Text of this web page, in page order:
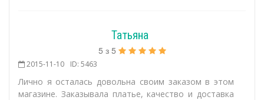
Татьяна
5 з 5
2015-11-10 ID: 5463
Лично я осталась довольна своим заказом в этом
магазине. Заказывала платье, качество и доставка